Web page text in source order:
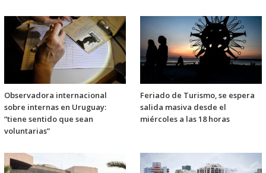
Observadora internacional
sobre internas en Uruguay:
“tiene sentido que sean
voluntarias”
Feriado de Turismo, se espera
salida masiva desde el
miércoles a las 18 horas